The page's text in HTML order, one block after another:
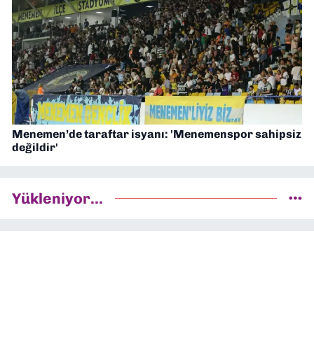
Menemen’de taraftar isyanı: 'Menemenspor sahipsiz
değildir'
Yükleniyor...